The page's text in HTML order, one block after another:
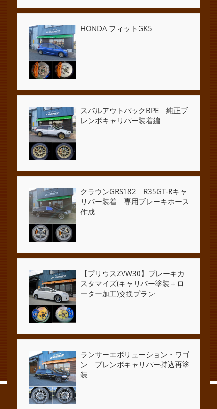
HONDA フィットGK5
スバルアウトバックBPE 純正ブ
レンボキャリパー装着編
クラウンGRS182 R35GT-Rキャ
リパー装着 専用ブレーキホース
作成
【プリウスZVW30】ブレーキカ
スタマイズ(キャリパー塗装＋ロ
ーター加工)交換プラン
ランサーエボリューション・ワゴ
ン ブレンボキャリパー持込再塗
装